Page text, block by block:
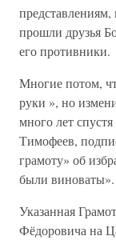
прошли друзья
его противники.
Многие потом,
руки », но
много лет
Тимофеев,
грамоту» об
были виноваты».
Указанная
Фёдоровича на